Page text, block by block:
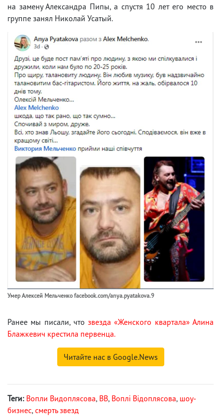
на замену Александра Пипы, а спустя 10 лет его место в
группе занял Николай Усатый.
Умер Алексей Мельченко facebook.com/anya.pyatakova.9
Ранее мы писали, чтозвезда «Женского квартала» Алина
Блажкевич крестила первенца.
Читайте нас в Google.News
Теги: Вопли Видоплясова, ВВ, Воплі Відоплясова, шоу-
бизнес, смерть звезд